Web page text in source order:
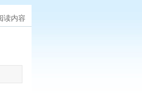
读内容